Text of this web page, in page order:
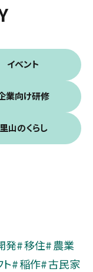
イベント
業向け研修
里山のくらし
発 移住
農業
稲作 古民家